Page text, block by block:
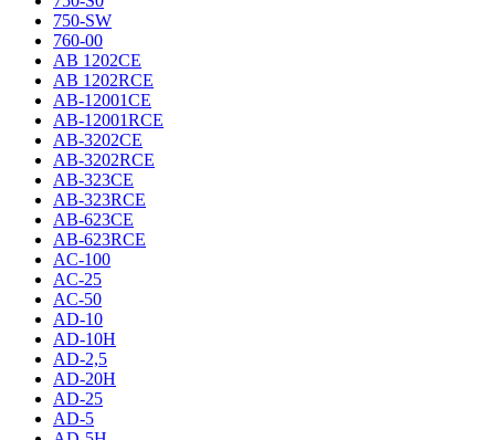
750-SW
760-00
AB 1202CE
AB 1202RCE
AB-12001CE
AB-12001RCE
AB-3202CE
AB-3202RCE
AB-323CE
AB-323RCE
AB-623CE
AB-623RCE
AC-100
AC-25
AC-50
AD-10
AD-10H
AD-2,5
AD-20H
AD-25
AD-5